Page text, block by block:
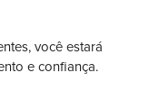
você estará
e confiança.